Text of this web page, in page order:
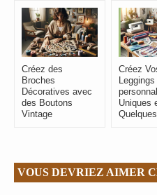
Créez des
Broches
Décoratives avec
des Boutons
Vintage
Créez
Leggings
Uniques
VOUS DEVRIEZ AIMER